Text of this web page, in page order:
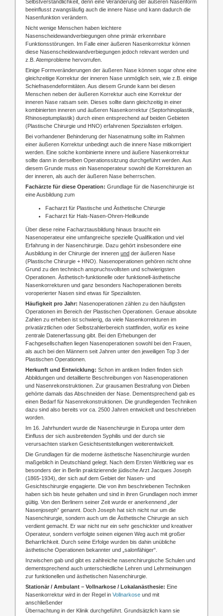
Selbstverständlichkeit, denn eine Veränderung der äußeren Nasenform
beeinflusst zwangsläufig auch die innere Nase und kann dadurch die
Nasenfunktion verändern.
Nicht wenige Menschen haben leichtere
Nasenscheidewandverbiegungen ohne primär erkennbare
Funktionsstörungen. Im Falle einer äußeren Nasenkorrektur können
diese Nasenscheidewandverbiegungen jedoch relevant werden und
z.B. Atemprobleme hervorrufen.
Einige Formveränderungen der äußeren Nase können sogar ohne eine
gleichzeitige Korrektur der inneren Nase unmöglich sein, wie z.B. einige
Schiefnasendeformitäten. Aus diesem Grunde kann bei diesen
Menschen neben der äußeren Korrektur auch eine Korrektur der
inneren Nase ratsam sein. Dieses sollte dann gleichzeitig in einer
kombinierten inneren und äußeren Nasenkorrektur (Septorhinoplastik,
Rhinoseptumplastik) durch einen entsprechend auf beiden Gebieten
(Plastische Chirurgie und HNO) erfahrenen Spezialisten erfolgen.
Bei vorhandener Behinderung der Nasenatmung sollte im Rahmen
einer äußeren Korrektur unbedingt auch die innere Nase mitkorrigiert
werden. Eine solche kombinierte innere und äußere Nasenkorrektur
sollte dann in derselben Operationssitzung durchgeführt werden. Aus
diesem Grunde muss ein Nasenoperateur sowohl die Korrekturen an
der inneren, als auch der äußeren Nase beherrschen.
Fachärzte für diese Operation: Grundlage für die Nasenchirurgie ist
eine Ausbildung zum
Facharzt für Plastische und Ästhetische Chirurgie
Facharzt für Hals-Nasen-Ohren-Heilkunde
Über diese reine Facharztausbildung hinaus braucht ein
Nasenoperateur eine umfangreiche spezielle Qualifikation und viel
Erfahrung in der Nasenchirurgie. Dazu gehört insbesondere eine
Ausbildung in der Chirurgie der inneren und der äußeren Nase
(Plastische Chirurgie + HNO). Nasenoperationen gehören nicht ohne
Grund zu den technisch anspruchsvollsten und schwierigsten
Operationen. Ästhetisch-funktionelle oder funktionell-ästhetische
Nasenkorrekturen und ganz besonders Nachoperationen bereits
voroperierter Nasen sind etwas für Spezialisten.
Häufigkeit pro Jahr: Nasenoperationen zählen zu den häufigsten
Operationen im Bereich der Plastischen Operationen. Genaue absolute
Zahlen zu erheben ist schwierig, da viele Nasenkorrekturen im
privatärztlichen oder Selbstzahlerbereich stattfinden, wofür es keine
zentrale Datenerfassung gibt. Bei den Erhebungen der
Fachgesellschaften liegen Nasenoperationen sowohl bei den Frauen,
als auch bei den Männern seit Jahren unter den jeweiligen Top 3 der
Plastischen Operationen.
Herkunft und Entwicklung: Schon im antiken Indien finden sich
Abbildungen und detaillierte Beschreibungen von Nasenoperationen
und Nasenrekonstruktionen. Zur grausamen Bestrafung von Dieben
gehörte damals das Abschneiden der Nase. Dementsprechend gab es
einen Bedarf für Nasenrekonstruktionen. Die grundlegenden Techniken
dazu sind also bereits vor ca. 2500 Jahren entwickelt und beschrieben
worden.
Im 16. Jahrhundert wurde die Nasenchirurgie in Europa unter dem
Einfluss der sich ausbreitenden Syphilis und der durch sie
verursachten starken Gesichtsentstellungen weiterentwickelt.
Die Grundlagen für die moderne ästhetische Nasenchirurgie wurden
maßgeblich in Deutschland gelegt. Nach dem Ersten Weltkrieg war es
besonders der in Berlin praktizierende jüdische Arzt Jacques Joseph
(1865-1934), der sich auf dem Gebiet der Nasen- und
Gesichtschirurgie engagierte. Die von ihm beschriebenen Techniken
haben sich bis heute gehalten und sind in ihren Grundlagen noch immer
gültig. Von den Berlinern seiner Zeit wurde er anerkennend „der
Nasenjoseph” genannt. Doch Joseph hat sich nicht nur um die
Nasenchirurgie, sondern auch um die Ästhetische Chirurgie an sich
verdient gemacht. Er war nicht nur ein sehr geschickter und kreativer
Operateur, sondern verfolgte seinen eigenen Weg auch mit großer
Beharrlichkeit. Durch seine Erfolge wurden bis dahin unübliche
ästhetische Operationen bekannter und „salonfähiger“.
Inzwischen gab und gibt es zahlreiche nasenchirurgische Schulen und
dementsprechend auch unterschiedliche Lehren und Lehrmeinungen
zur funktionellen und ästhetischen Nasenchirurgie.
Stationär / Ambulant – Vollnarkose / Lokalanästhesie: Eine
Nasenkorrektur wird in der Regel in Vollnarkose und mit
anschließender
Übernachtung in der Klinik durchgeführt. Grundsätzlich kann sie